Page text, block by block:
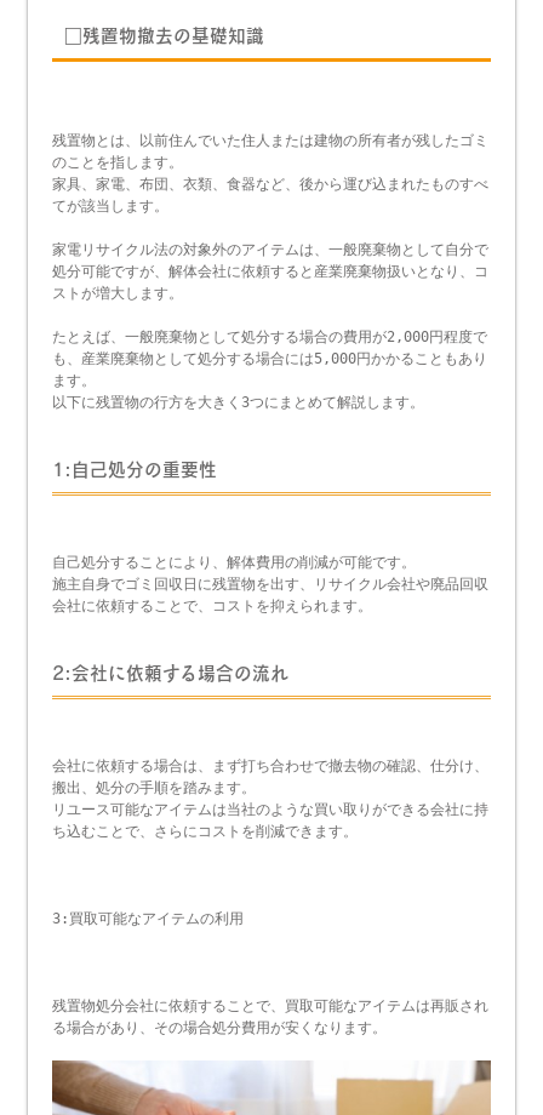
□残置物撤去の基礎知識
残置物とは、以前住んでいた住人または建物の所有者が残したゴミ
のことを指します。
家具、家電、布団、衣類、食器など、後から運び込まれたものすべ
てが該当します。
家電リサイクル法の対象外のアイテムは、一般廃棄物として自分で
処分可能ですが、解体会社に依頼すると産業廃棄物扱いとなり、コ
ストが増大します。
たとえば、一般廃棄物として処分する場合の費用が2,000円程度で
も、産業廃棄物として処分する場合には5,000円かかることもあり
ます。
以下に残置物の行方を大きく3つにまとめて解説します。
1:自己処分の重要性
自己処分することにより、解体費用の削減が可能です。
施主自身でゴミ回収日に残置物を出す、リサイクル会社や廃品回収
会社に依頼することで、コストを抑えられます。
2:会社に依頼する場合の流れ
会社に依頼する場合は、まず打ち合わせで撤去物の確認、仕分け、
搬出、処分の手順を踏みます。
リユース可能なアイテムは当社のような買い取りができる会社に持
ち込むことで、さらにコストを削減できます。
3:買取可能なアイテムの利用
残置物処分会社に依頼することで、買取可能なアイテムは再販され
る場合があり、その場合処分費用が安くなります。